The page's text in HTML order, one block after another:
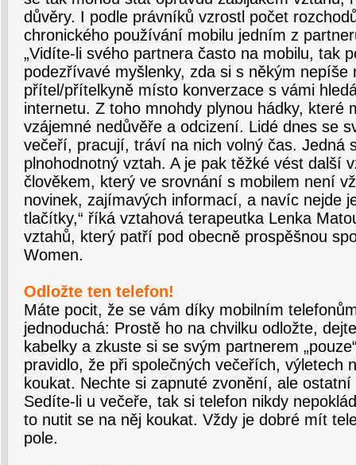
důvěry. I podle právníků vzrostl počet
chronického používání mobilu jedním z
„Vidíte-li svého partnera často na mobilu, tak
podezřívavé myšlenky, zda si s někým nepíše
přítel/přítelkyně místo konverzace s vámi
internetu. Z toho mnohdy plynou hádky, které
vzájemné nedůvěře a odcizení. Lidé dnes se
večeří, pracují, tráví na nich volný čas. Jedná
plnohodnotný vztah. A je pak těžké vést další
člověkem, který ve srovnání s mobilem není
novinek, zajímavých informací, a navíc nejde
tlačítky,“ říká vztahová terapeutka Lenka
vztahů, který patří pod obecně prospěšnou
Women.
Odložte ten telefon!
Máte pocit, že se vám díky mobilním
jednoduchá: Prostě ho na chvilku odložte,
kabelky a zkuste si se svým partnerem
pravidlo, že při společných večeřích, výletech
koukat. Nechte si zapnuté zvonění, ale
Sedíte-li u večeře, tak si telefon nikdy
to nutit se na něj koukat. Vždy je dobré mít
pole.